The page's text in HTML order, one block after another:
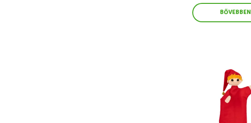
BŐVEBBEN
Bohóc 26 cm piros,
bábkollekció L